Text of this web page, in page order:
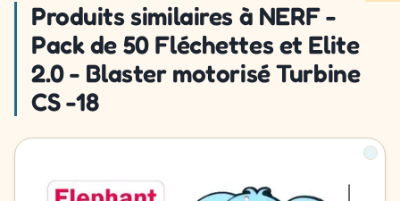
Produits similaires à NERF -
Pack de 50 Fléchettes et Elite
2.0 - Blaster motorisé Turbine
CS -18